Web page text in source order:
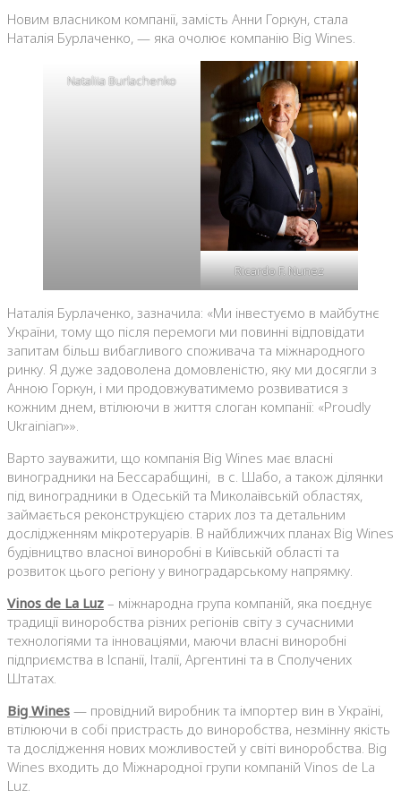
Новим власником компанії, замість Анни Горкун, стала
Наталія Бурлаченко, — яка очолює компанію Big Wines.
Nataliia Burlachenko
Ricardo F. Nunez
Наталія Бурлаченко, зазначила: «Ми інвестуємо в майбутнє
України, тому що після перемоги ми повинні відповідати
запитам більш вибагливого споживача та міжнародного
ринку. Я дуже задоволена домовленістю, яку ми досягли з
Анною Горкун, і ми продовжуватимемо розвиватися з
кожним днем, втілюючи в життя слоган компанії: «Proudly
Ukrainian»».
Варто зауважити, що компанія Big Wines має власні
виноградники на Бессарабщині, в с. Шабо, а також ділянки
під виноградники в Одеській та Миколаївській областях,
займається реконструкцією старих лоз та детальним
дослідженням мікротеруарів. В найближчих планах Big Wines
будівництво власної виноробні в Київській області та
розвиток цього регіону у виноградарському напрямку.
Vinos de La Luz – міжнародна група компаній, яка поєднує
традиції виноробства різних регіонів світу з сучасними
технологіями та інноваціями, маючи власні виноробні
підприємства в Іспанії, Італії, Аргентині та в Сполучених
Штатах.
Big Wines — провідний виробник та імпортер вин в Україні,
втілюючи в собі пристрасть до виноробства, незмінну якість
та дослідження нових можливостей у світі виноробства. Big
Wines входить до Міжнародної групи компаній Vinos de La
Luz.